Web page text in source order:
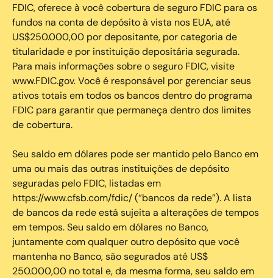
FDIC, oferece à você cobertura de seguro FDIC para os
fundos na conta de depósito à vista nos EUA, até
US$250.000,00 por depositante, por categoria de
titularidade e por instituição depositária segurada.
Para mais informações sobre o seguro FDIC, visite
www.FDIC.gov. Você é responsável por gerenciar seus
ativos totais em todos os bancos dentro do programa
FDIC para garantir que permaneça dentro dos limites
de cobertura.
Seu saldo em dólares pode ser mantido pelo Banco em
uma ou mais das outras instituições de depósito
seguradas pelo FDIC, listadas em
https://www.cfsb.com/fdic/ (“bancos da rede”). A lista
de bancos da rede está sujeita a alterações de tempos
em tempos. Seu saldo em dólares no Banco,
juntamente com qualquer outro depósito que você
mantenha no Banco, são segurados até US$
250.000,00 no total e, da mesma forma, seu saldo em